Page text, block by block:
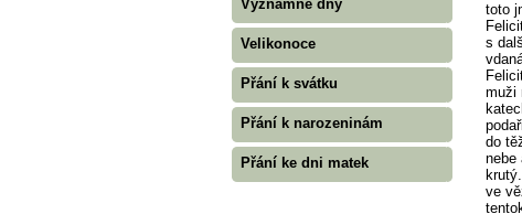
Významné dny
Velikonoce
Přání k svátku
Přání k narozeninám
Přání ke dni matek
toto
s
muži
do
nebe
ve